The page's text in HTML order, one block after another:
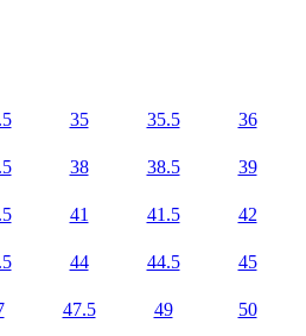
35 35.5 36
38 38.5 39
41 41.5 42
44 44.5 45
47.5 49 50